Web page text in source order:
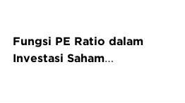
Fungsi PE Ratio dalam
Investasi Saham